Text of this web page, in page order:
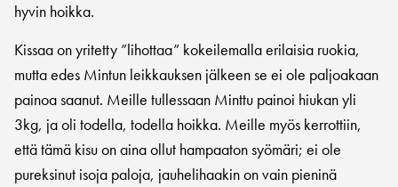
hyvin hoikka.
Kissaa on yritetty ”lihottaa” kokeilemalla erilaisia ruokia,
mutta edes Mintun leikkauksen jälkeen se ei ole paljoakaan
painoa saanut. Meille tullessaan Minttu painoi hiukan yli
3kg, ja oli todella, todella hoikka. Meille myös kerrottiin,
että tämä kisu on aina ollut hampaaton syömäri; ei ole
pureksinut isoja paloja, jauhelihaakin on vain pieninä